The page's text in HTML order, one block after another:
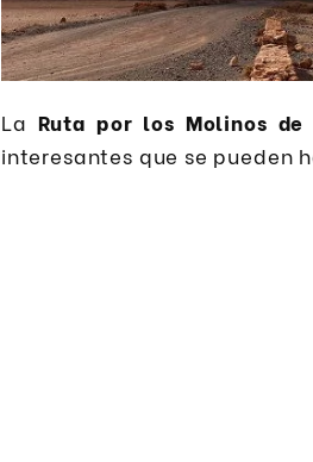
La Ruta por los Molinos de
interesantes que se pueden